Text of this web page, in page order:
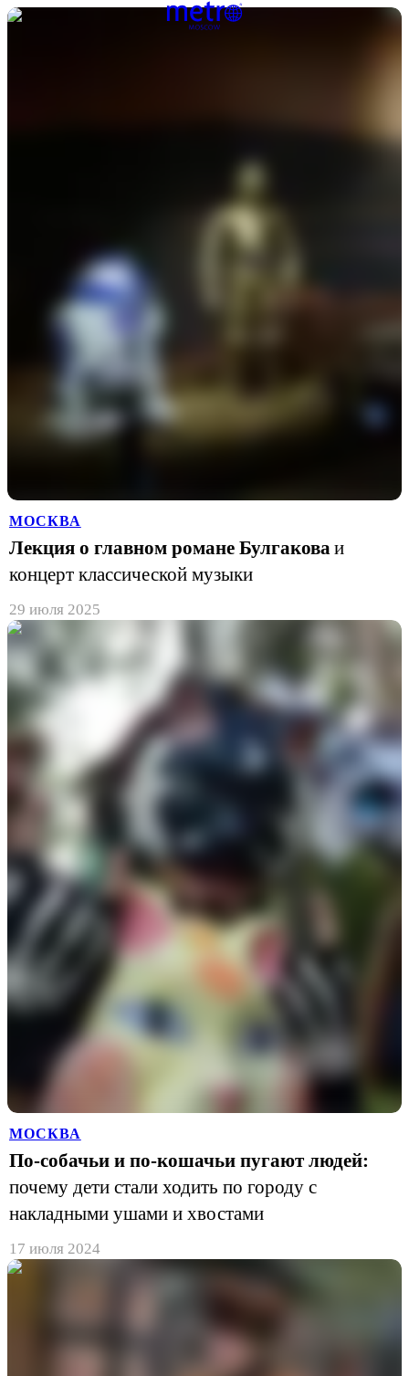
МОСКВА
Лекция о главном романе Булгакова и
концерт классической музыки
29 июля 2025
МОСКВА
По-собачьи и по-кошачьи пугают людей:
почему дети стали ходить по городу с
накладными ушами и хвостами
17 июля 2024